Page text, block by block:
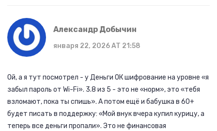
Александр Добычин
января 22, 2026 AT 21:58
Ой, а я тут посмотрел - у Деньги ОК шифрование на уровне «я
забыл пароль от Wi-Fi». 3.8 из 5 - это не «норм», это «тебя
взломают, пока ты спишь». А потом ещё и бабушка в 60+
будет писать в поддержку: «Мой внук вчера купил курицу, а
теперь все деньги пропали». Это не финансовая